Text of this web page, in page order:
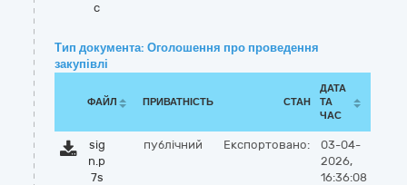
c
Тип документа: Оголошення про проведення
закупівлі
ФАЙЛ ПРИВАТНІСТЬ СТАН
ДАТА
ТА
ЧАС
sig
n.p
7s
публічний Експортовано:
03-04-
2026,
16:36:08